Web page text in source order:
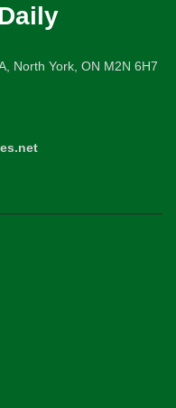
North York, ON M2N 6H7